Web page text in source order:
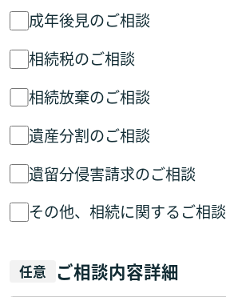
成年後見のご相談
相続税のご相談
相続放棄のご相談
遺産分割のご相談
遺留分侵害請求のご相談
その他、相続に関するご相談
任意 ご相談内容詳細